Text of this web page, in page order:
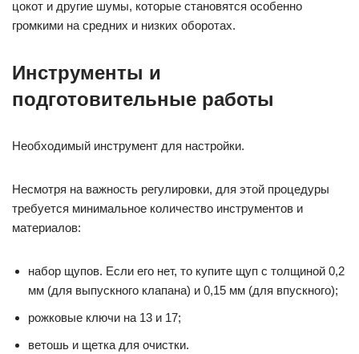
цокот и другие шумы, которые становятся особенно
громкими на средних и низких оборотах.
Инструменты и
подготовительные работы
Необходимый инструмент для настройки.
Несмотря на важность регулировки, для этой процедуры
требуется минимальное количество инструментов и
материалов:
набор щупов. Если его нет, то купите щуп с толщиной 0,2
мм (для выпускного клапана) и 0,15 мм (для впускного);
рожковые ключи на 13 и 17;
ветошь и щетка для очистки.